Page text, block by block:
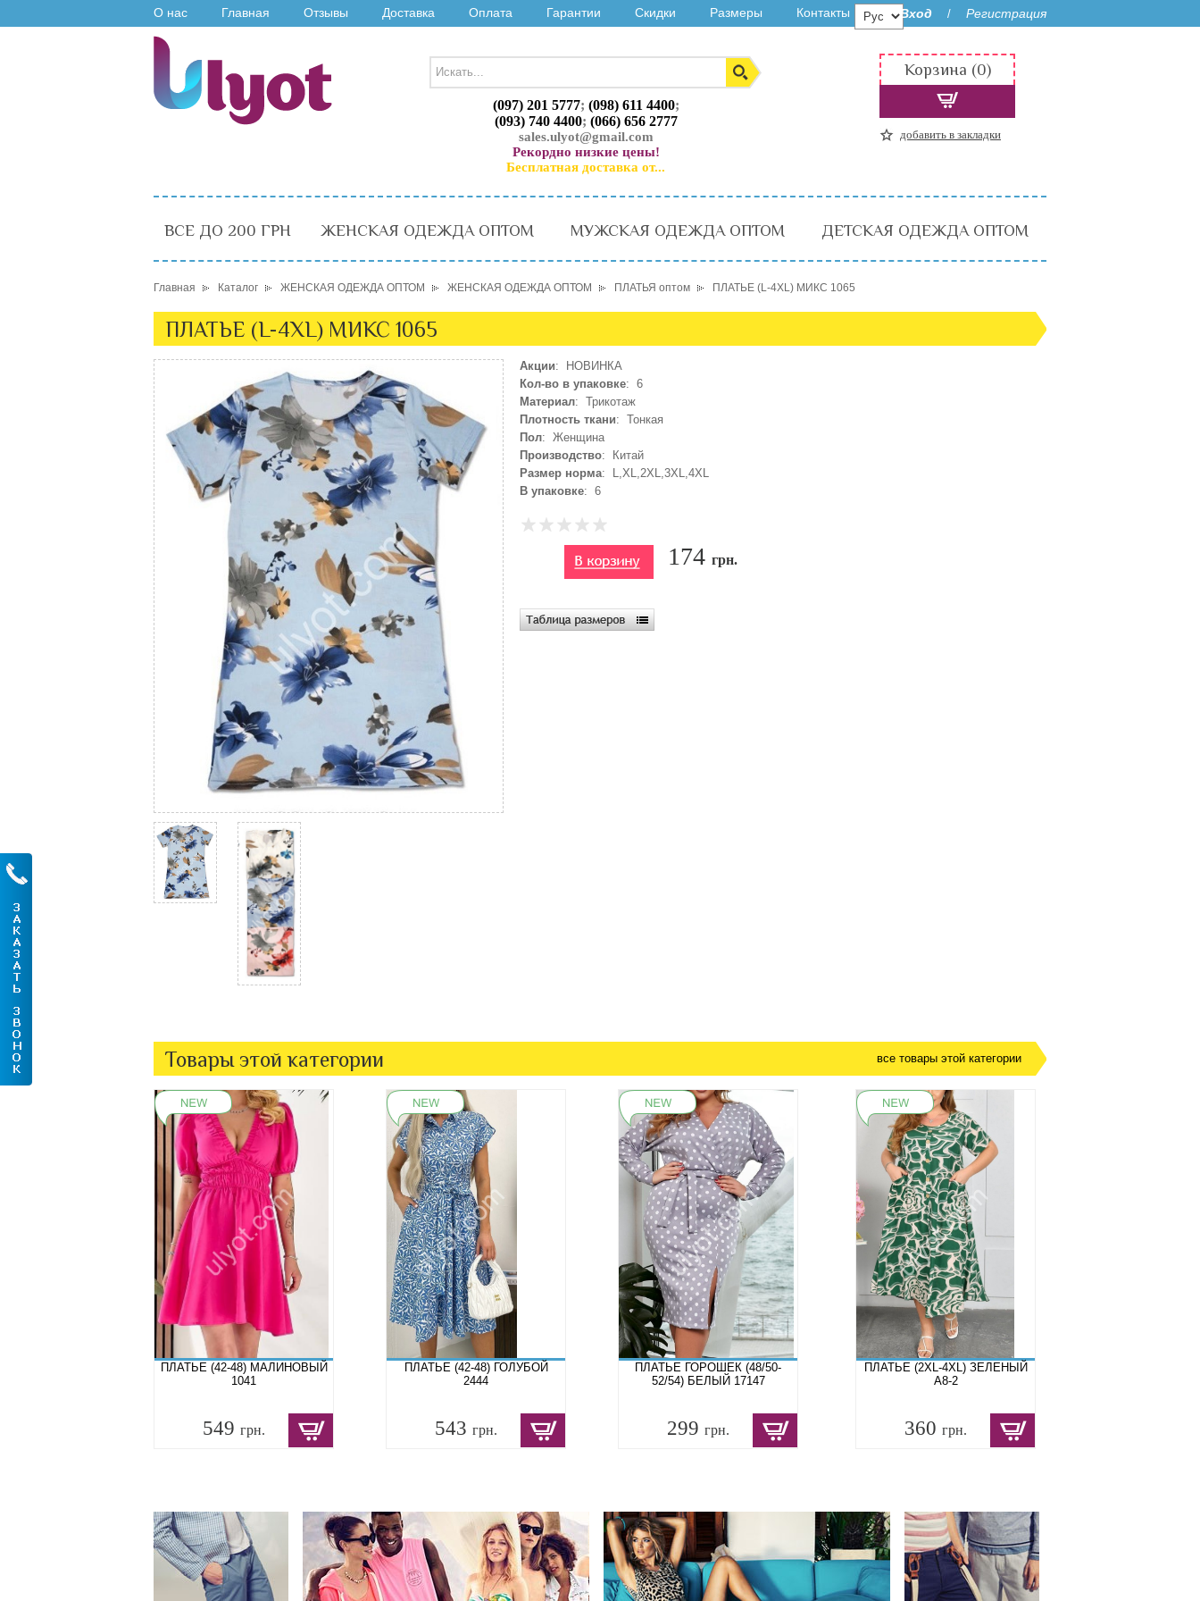
О нас Главная Отзывы Доставка Оплата Гарантии Скидки Размеры Контакты Вход / Регистрация
(097) 201 5777; (098) 611 4400;
(093) 740 4400; (066) 656 2777
sales.ulyot@gmail.com
Рекордно низкие цены!
Бесплатная доставка от...
Корзина (0)
добавить в закладки
ВСЕ ДО 200 ГРН ЖЕНСКАЯ ОДЕЖДА ОПТОМ МУЖСКАЯ ОДЕЖДА ОПТОМ ДЕТСКАЯ ОДЕЖДА ОПТОМ
Главная Каталог ЖЕНСКАЯ ОДЕЖДА ОПТОМ ЖЕНСКАЯ ОДЕЖДА ОПТОМ ПЛАТЬЯ оптом ПЛАТЬЕ (L-4XL) МИКС 1065
ПЛАТЬЕ (L-4XL) МИКС 1065
Акции: НОВИНКА
Кол-во в упаковке: 6
Материал: Трикотаж
Плотность ткани: Тонкая
Пол: Женщина
Производство: Китай
Размер норма: L,XL,2XL,3XL,4XL
В упаковке: 6
174 грн.
Товары этой категории все товары этой категории
ПЛАТЬЕ (42-48) МАЛИНОВЫЙ
1041
549 грн.
ПЛАТЬЕ (42-48) ГОЛУБОЙ
2444
543 грн.
ПЛАТЬЕ ГОРОШЕК (48/50-
52/54) БЕЛЫЙ 17147
299 грн.
ПЛАТЬЕ (2XL-4XL) ЗЕЛЕНЫЙ
A8-2
360 грн.